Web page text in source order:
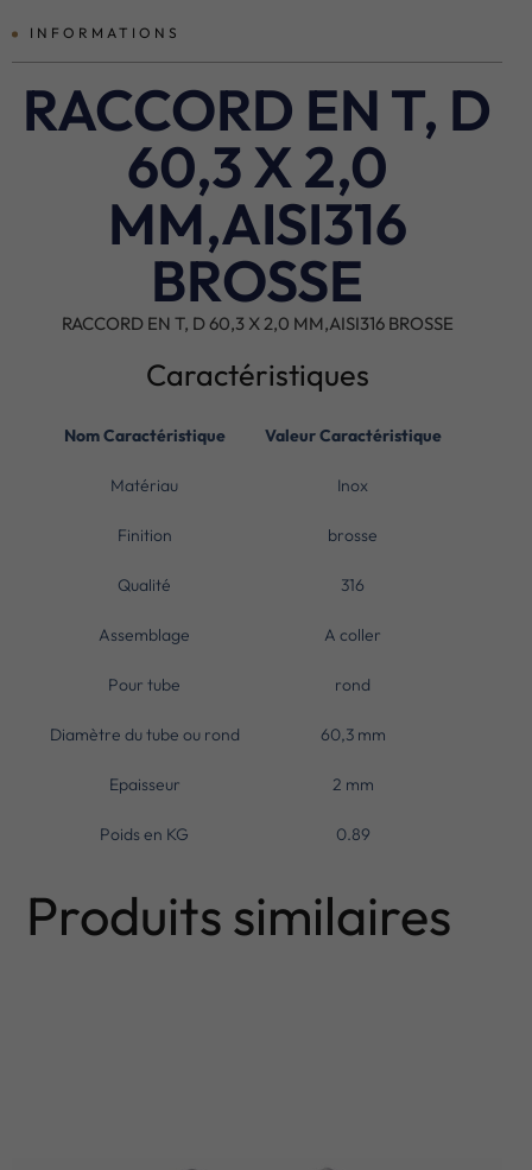
INFORMATIONS
RACCORD EN T, D
60,3 X 2,0
MM,AISI316
BROSSE
RACCORD EN T, D 60,3 X 2,0 MM,AISI316 BROSSE
Caractéristiques
Nom Caractéristique Valeur Caractéristique
Matériau Inox
Finition brosse
Qualité 316
Assemblage A coller
Pour tube rond
Diamètre du tube ou rond 60,3 mm
Epaisseur 2 mm
Poids en KG 0.89
Produits similaires